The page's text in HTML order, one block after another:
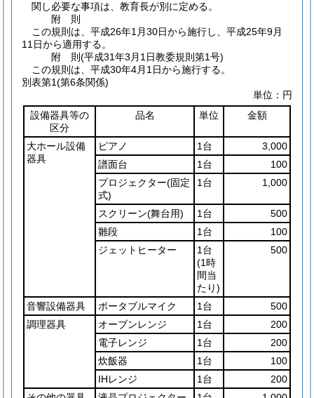
関し必要な事項は、教育長が別に定める。
附 則
この規則は、平成26年1月30日から施行し、平成25年9月
11日から適用する。
附 則(平成31年3月1日教委規則第1号)
この規則は、平成30年4月1日から施行する。
別表第1(第6条関係)
単位：円
設備器具等の
区分
品名 単位 金額
大ホール設備
器具
ピアノ 1台
3,000
譜面台
1台
100
プロジェクター(固定
式)
1台 1,000
スクリーン(舞台用) 1台
500
雛段
1台
100
ジェットヒーター
1台
(1時
間当
たり)
500
音響設備器具 ポータブルマイク 1台
500
調理器具
オーブンレンジ 1台
200
電子レンジ
1台
200
炊飯器
1台
100
IHレンジ
1台
200